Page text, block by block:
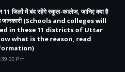
11 जिलों में बंद रहेंगे स्कूल-कालेज, जानिए क्या है
जानकारी (Schools and colleges will
in these 11 districts of Uttar
what is the reason, read
Pm